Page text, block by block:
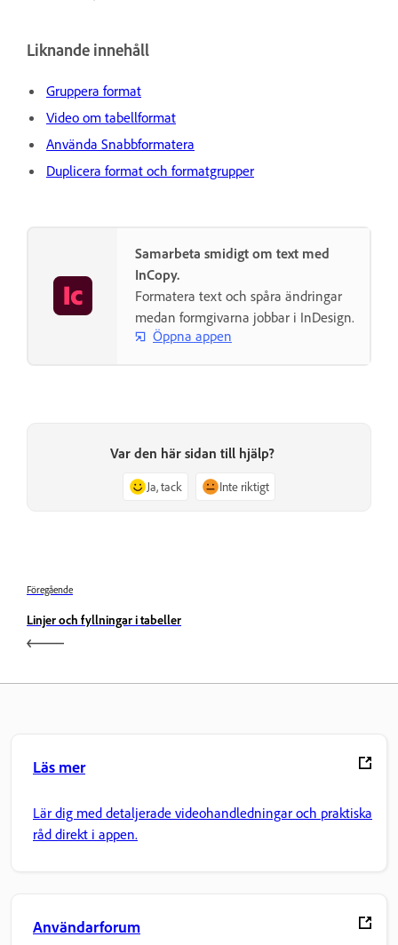
Liknande innehåll
Gruppera format
Video om tabellformat
Använda Snabbformatera
Duplicera format och formatgrupper
Samarbeta smidigt om text med
InCopy.
Formatera text och spåra ändringar
medan formgivarna jobbar i InDesign.
Öppna appen
Var den här sidan till hjälp?
Ja, tack Inte riktigt
Föregående
Linjer och fyllningar i tabeller
Läs mer
Lär dig med detaljerade videohandledningar och praktiska
råd direkt i appen.
Användarforum